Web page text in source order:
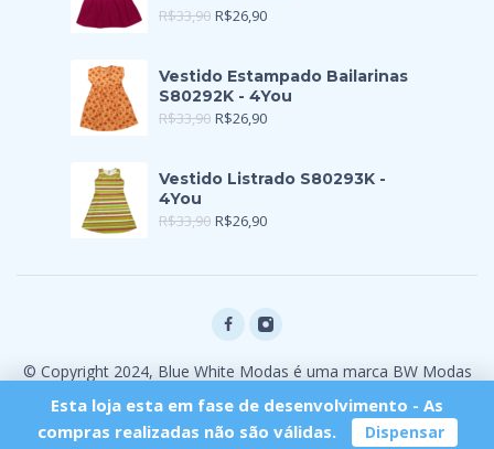
R$33,90 R$26,90
Vestido Estampado Bailarinas
S80292K - 4You
R$33,90 R$26,90
Vestido Listrado S80293K -
4You
R$33,90 R$26,90
© Copyright 2024, Blue White Modas é uma marca BW Modas
Esta loja esta em fase de desenvolvimento - As
compras realizadas não são válidas.
Dispensar